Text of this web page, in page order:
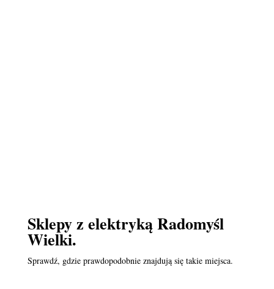
Sklepy z elektryką Radomyśl
Wielki.
Sprawdź, gdzie prawdopodobnie znajdują się takie miejsca.